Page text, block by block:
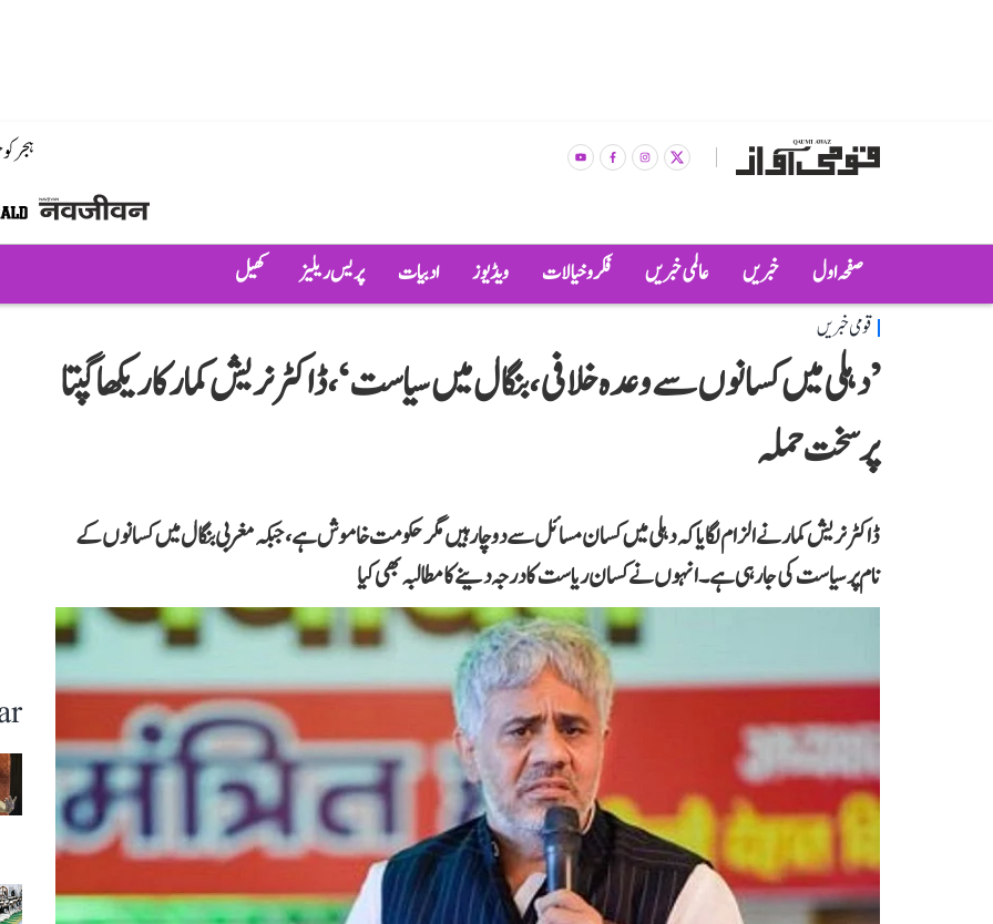
ہجر
صفحہ اول خبریں عالمی خبریں فکر و خیالات ویڈیوز ادبیات پریس ریلیز کھیل
قومی خبریں
’دہلی میں کسانوں سے وعدہ خلافی، بنگال میں سیاست‘، ڈاکٹر نریش کمار کا ریکھا گپتا
پر سخت حملہ
ڈاکٹر نریش کمار نے الزام لگایا کہ دہلی میں کسان مسائل سے دوچار ہیں مگر حکومت خاموش ہے، جبکہ مغربی بنگال میں کسانوں کے
نام پر سیاست کی جا رہی ہے۔ انہوں نے کسان ریاست کا درجہ دینے کا مطالبہ بھی کیا